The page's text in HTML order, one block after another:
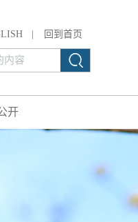
回到首页
开